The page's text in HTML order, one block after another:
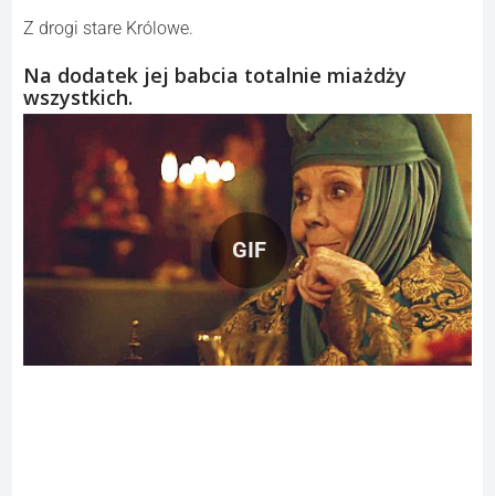
Z drogi stare Królowe.
Na dodatek jej babcia totalnie miażdży
wszystkich.
GIF